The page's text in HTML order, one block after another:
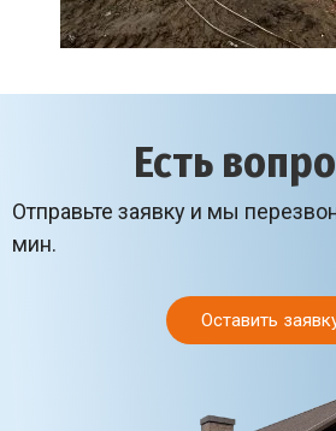
Есть
Отправьте заявку и мы
мин.
Оставить